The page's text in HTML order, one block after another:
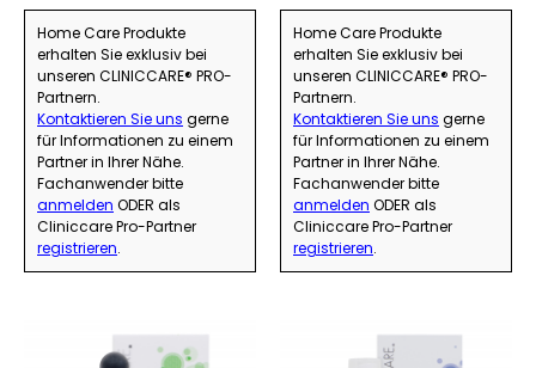
Home Care Produkte
erhalten Sie exklusiv bei
unseren CLINICCARE® PRO-
Partnern.
Kontaktieren Sie uns gerne
für Informationen zu einem
Partner in Ihrer Nähe.
Fachanwender bitte
anmelden ODER als
Cliniccare Pro-Partner
registrieren.
Home Care Produkte
erhalten Sie exklusiv bei
unseren CLINICCARE® PRO-
Partnern.
Kontaktieren Sie uns gerne
für Informationen zu einem
Partner in Ihrer Nähe.
Fachanwender bitte
anmelden ODER als
Cliniccare Pro-Partner
registrieren.